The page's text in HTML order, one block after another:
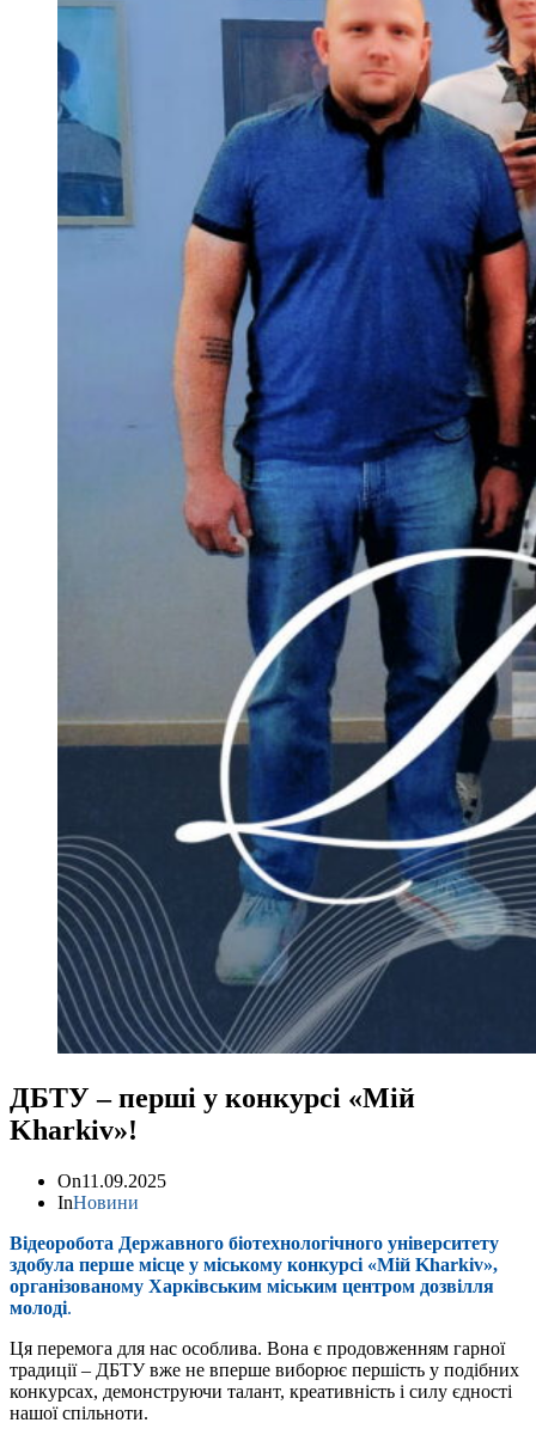
ДБТУ – перші у конкурсі «Мій
Kharkiv»!
On11.09.2025
InНовини
Відеоробота Державного біотехнологічного університету
здобула перше місце у міському конкурсі «Мій Kharkiv»,
організованому Харківським міським центром дозвілля
молоді.
Ця перемога для нас особлива. Вона є продовженням гарної
традиції – ДБТУ вже не вперше виборює першість у подібних
конкурсах, демонструючи талант, креативність і силу єдності
нашої спільноти.